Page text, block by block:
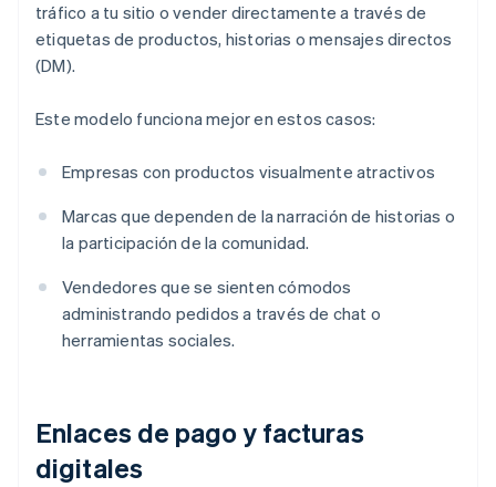
tráfico a tu sitio o vender directamente a través de
etiquetas de productos, historias o mensajes directos
(DM).
Este modelo funciona mejor en estos casos:
Empresas con productos visualmente atractivos
Marcas que dependen de la narración de historias o
la participación de la comunidad.
Vendedores que se sienten cómodos
administrando pedidos a través de chat o
herramientas sociales.
Enlaces de pago y facturas
digitales